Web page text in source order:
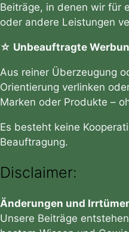
Beiträge, in denen wir für
oder andere Leistungen
☆ Unbeauftragte
Aus reiner Überzeugung
Orientierung verlinken
Marken oder Produkte –
Es besteht keine
Beauftragung.
Disclaimer:
Änderungen und
Unsere Beiträge